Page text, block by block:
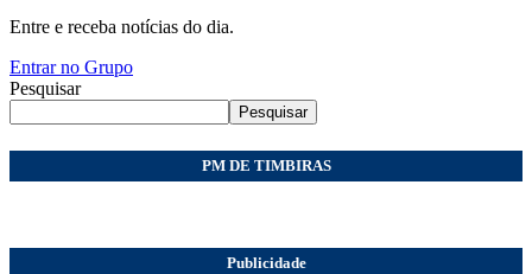
Entre e receba notícias do dia.
Entrar no Grupo
Pesquisar
Pesquisar
PM DE TIMBIRAS
Publicidade